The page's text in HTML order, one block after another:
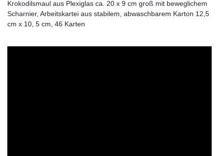
Krokodilsmaul aus Plexiglas ca. 20 x 9 cm groß mit beweglichem
Scharnier, Arbeitskartei aus stabilem, abwaschbarem Karton 12,5
cm x 10, 5 cm, 46 Karten